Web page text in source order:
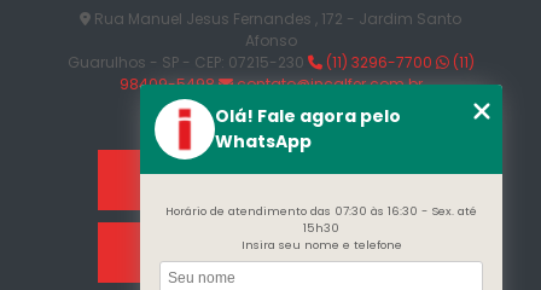
Rua Manuel Jesus Fernandes , 172 - Jardim Santo
Afonso
Guarulhos - SP - CEP: 07215-230
(11) 3296-7700
(11)
98409-5498
contato@incalfer.com.br
Home
Sobre Nós
Olá! Fale agora pelo
WhatsApp
Horário de atendimento das 07:30 às 16:30 - Sex. até
15h30
Insira seu nome e telefone